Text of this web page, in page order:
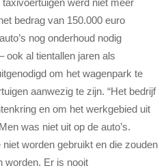
werd niet meer
bedrag van 150.000 euro
nog onderhoud nodig
ook al tientallen jaren als
om het wagenpark te
aanwezig te zijn. “Het bedrijf
en om het werkgebied uit
was niet uit op de auto’s.
worden gebruikt en die zouden
worden. Er is nooit